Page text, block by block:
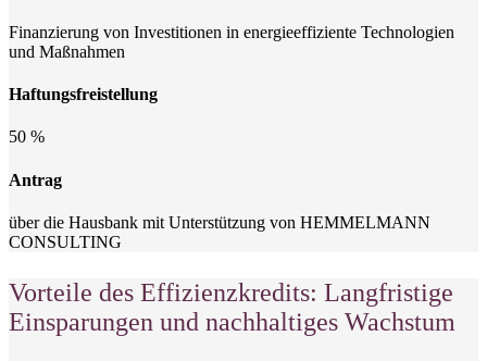
Finanzierung von Investitionen in energieeffiziente Technologien
und Maßnahmen
Haftungsfreistellung
50 %
Antrag
über die Hausbank mit Unterstützung von HEMMELMANN
CONSULTING
Vorteile des Effizienzkredits: Langfristige
Einsparungen und nachhaltiges Wachstum